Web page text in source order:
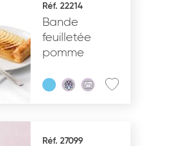
VALIDER
Réf. 22214
Bande
feuilletée
pomme
Réf. 27099